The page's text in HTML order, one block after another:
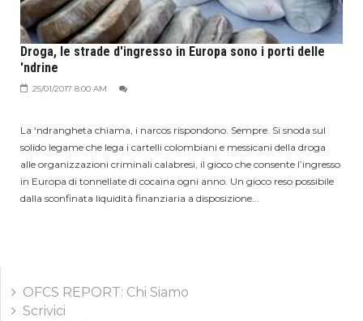
Droga, le strade d'ingresso in Europa sono i porti delle
'ndrine
25/01/2017 8:00 AM
La ‘ndrangheta chiama, i narcos rispondono. Sempre. Si snoda sul
solido legame che lega i cartelli colombiani e messicani della droga
alle organizzazioni criminali calabresi, il gioco che consente l’ingresso
in Europa di tonnellate di cocaina ogni anno. Un gioco reso possibile
dalla sconfinata liquidità finanziaria a disposizione...
OFCS REPORT: Chi Siamo
Scrivici